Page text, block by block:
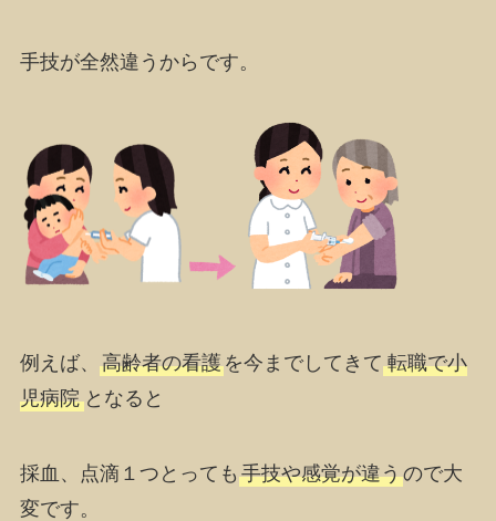
手技が全然違うからです。
例えば、 高齢者の看護を今までしてきて 転職で小
児病院 となると
採血、点滴１つとっても 手技や感覚が違うので大
変です。